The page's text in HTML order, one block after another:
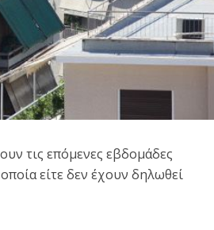
τις επόμενες εβδομάδες
είτε δεν έχουν δηλωθεί
Το μήνυμα του
Ραβιόλου για